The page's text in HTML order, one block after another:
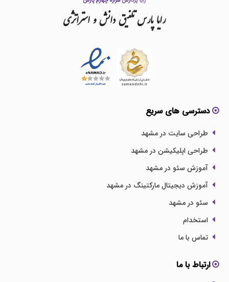
رایاپارستلفیقدانشواستراتژی
دسترسی های سریع
طراحی سایت در مشهد
طراحی اپلیکیشن در مشهد
آموزش سئو در مشهد
آموزش دیجیتال مارکتینگ در مشهد
سئو در مشهد
استخدام
تماس با ما
ارتباط با ما